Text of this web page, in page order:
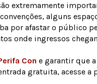
extremamente
alguns
por afastar o público
onde ingressos
Con e garantir que
gratuita, acesse a